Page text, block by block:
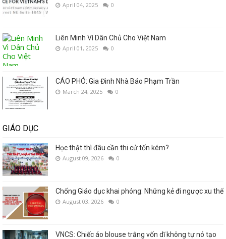
April 04, 2025 0
Liên Minh Vì Dân Chủ Cho Việt Nam
April 01, 2025 0
CÁO PHÓ: Gia Đình Nhà Báo Phạm Trần
March 24, 2025 0
GIÁO DỤC
Học thật thì đâu cần thi cử tốn kém?
August 09, 2026 0
Chống Giáo dục khai phóng: Những kẻ đi ngược xu thế
August 03, 2026 0
VNCS: Chiếc áo blouse trắng vốn dĩ không tự nó tạo